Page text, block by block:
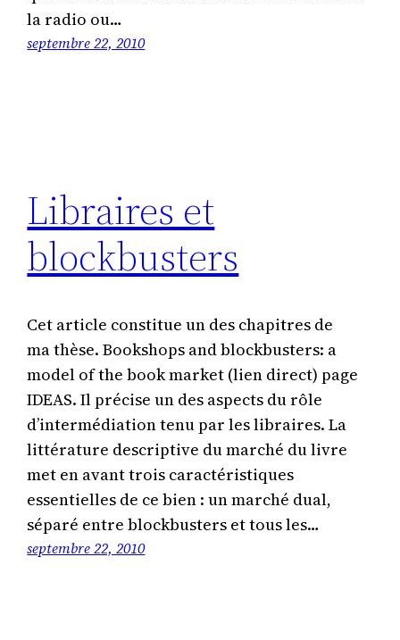
la radio ou…
septembre 22, 2010
Libraires et
blockbusters
Cet article constitue un des chapitres de
ma thèse. Bookshops and blockbusters: a
model of the book market (lien direct) page
IDEAS. Il précise un des aspects du rôle
d’intermédiation tenu par les libraires. La
littérature descriptive du marché du livre
met en avant trois caractéristiques
essentielles de ce bien : un marché dual,
séparé entre blockbusters et tous les…
septembre 22, 2010